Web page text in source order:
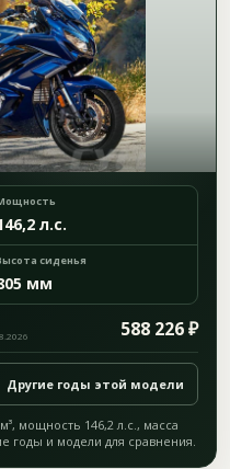
л.с.
сиденья
мм
588 226 ₽
Другие годы этой модели
мощность 146,2 л.с., масса
годы и модели для сравнения.